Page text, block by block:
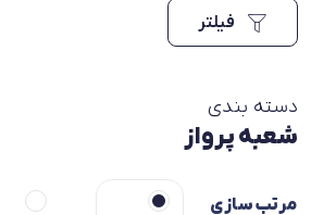
دسته بندی
شعبه پرواز
مرتب سازی